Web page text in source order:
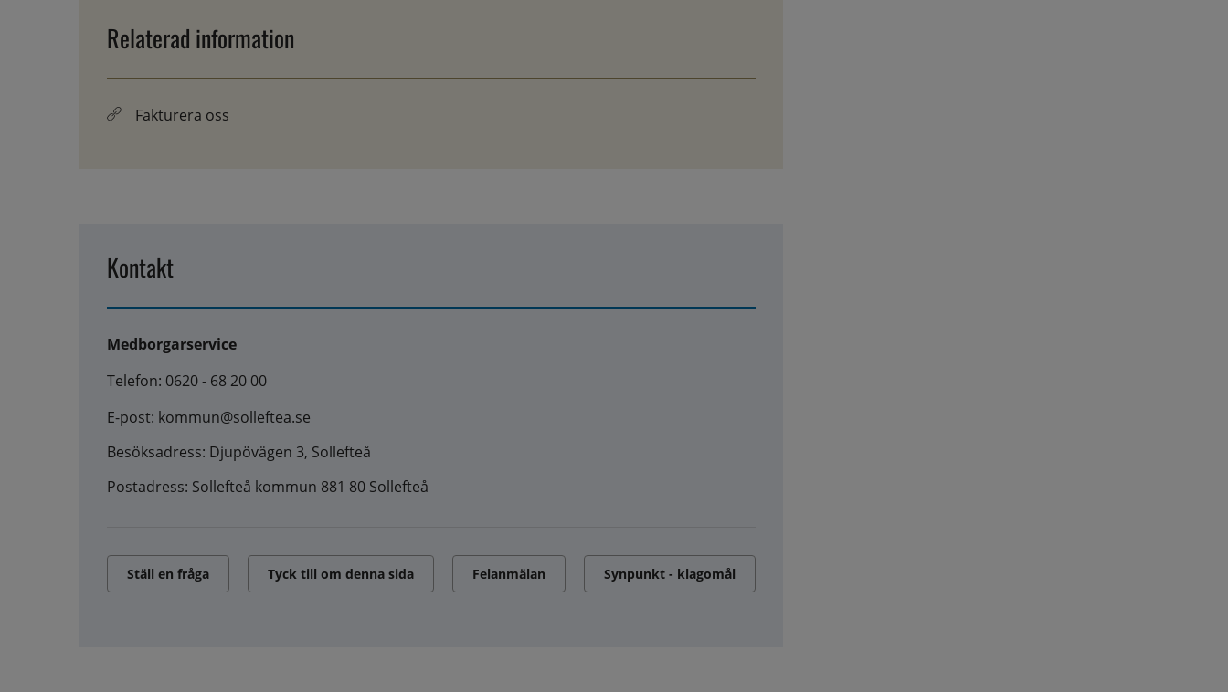
Relaterad information
Fakturera oss
Kontakt
Medborgarservice
Telefon: 0620 - 68 20 00
E-post: kommun@solleftea.se
Besöksadress: Djupövägen 3, Sollefteå
Postadress: Sollefteå kommun 881 80 Sollefteå
Ställ en fråga Tyck till om denna sida Felanmälan Synpunkt - klagomål